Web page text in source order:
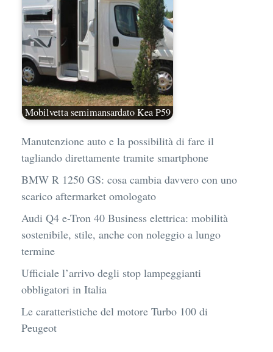
Mobilvetta semimansardato Kea P59
Manutenzione auto e la possibilità di fare il
tagliando direttamente tramite smartphone
BMW R 1250 GS: cosa cambia davvero con uno
scarico aftermarket omologato
Audi Q4 e-Tron 40 Business elettrica: mobilità
sostenibile, stile, anche con noleggio a lungo
termine
Ufficiale l’arrivo degli stop lampeggianti
obbligatori in Italia
Le caratteristiche del motore Turbo 100 di
Peugeot